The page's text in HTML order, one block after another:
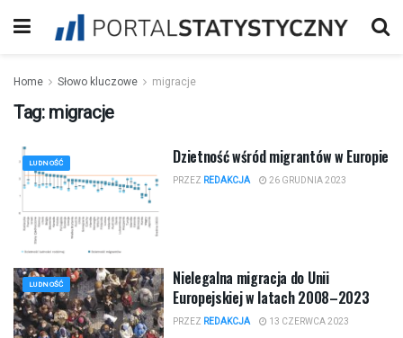
Home Słowo kluczowe migracje
Tag: migracje
LUDNOŚĆ Dzietność wśród migrantów w Europie
PRZEZ REDAKCJA 26 GRUDNIA 2023
LUDNOŚĆ
Nielegalna migracja do Unii
Europejskiej w latach 2008–2023
PRZEZ REDAKCJA 13 CZERWCA 2023